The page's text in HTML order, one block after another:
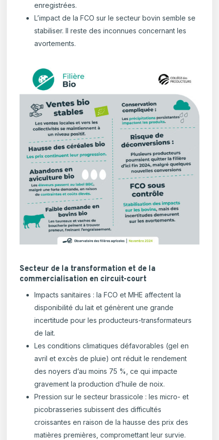
enregistrées.
L’impact de la FCO sur le secteur bovin semble se
stabiliser. Il reste des inconnues concernant les
avortements.
Secteur de la transformation et de la
commercialisation en circuit-court
Impacts sanitaires : la FCO et MHE affectent la
disponibilité du lait et génèrent une grande
incertitude pour les producteurs-transformateurs
de lait.
Les conditions climatiques défavorables (gel en
avril et excès de pluie) ont réduit le rendement
des noyers d’au moins 75 %, ce qui impacte
gravement la production d’huile de noix.
Pression sur le secteur brassicole : les micro- et
picobrasseries subissent des difficultés
croissantes en raison de la hausse des prix des
matières premières, compromettant leur survie.